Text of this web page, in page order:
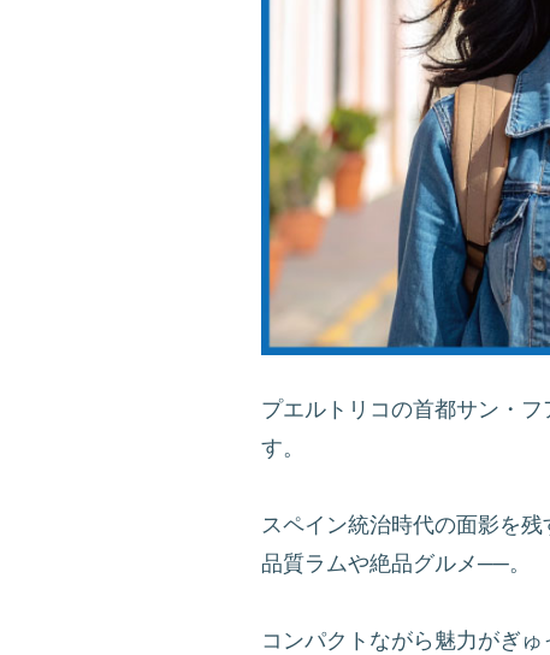
プエルトリコの首都サン・
す。
スペイン統治時代の面影を
品質ラムや絶品グルメ──。
コンパクトながら魅力がぎ